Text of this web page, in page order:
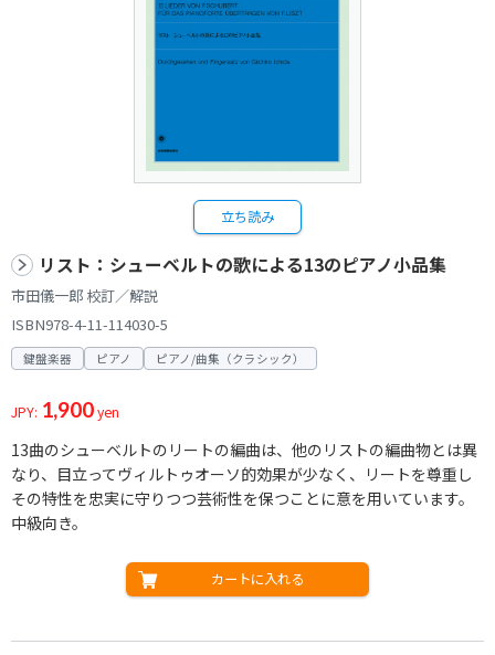
立ち読み
リスト：シューベルトの歌による13のピアノ小品集
市田儀一郎 校訂／解説
ISBN978-4-11-114030-5
鍵盤楽器 ピアノ ピアノ/曲集（クラシック）
JPY: 1,900yen
13曲のシューベルトのリートの編曲は、他のリストの編曲物とは異
なり、目立ってヴィルトゥオーソ的効果が少なく、リートを尊重し
その特性を忠実に守りつつ芸術性を保つことに意を用いています。
中級向き。
カートに入れる